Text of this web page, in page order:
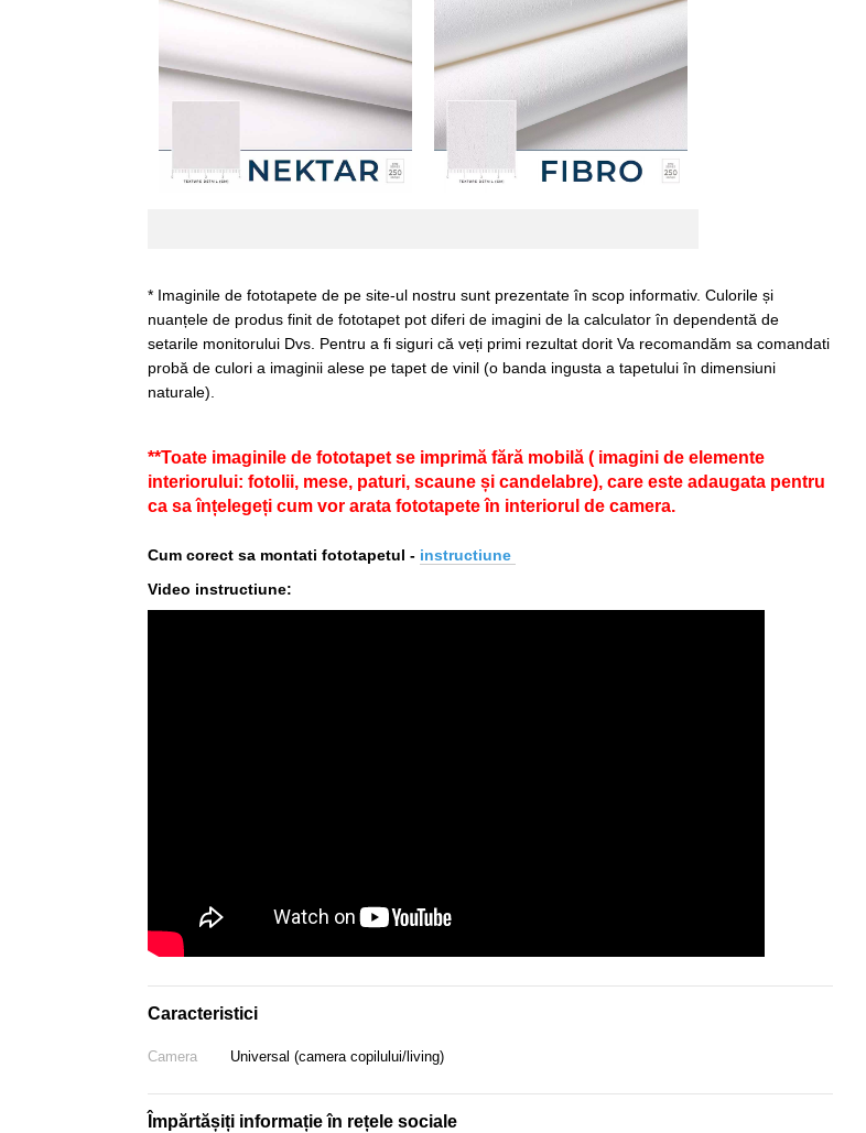
* Imaginile de fototapete de pe site-ul nostru sunt prezentate în scop informativ. Culorile și
nuanțele de produs finit de fototapet pot diferi de imagini de la calculator în dependentă de
setarile monitorului Dvs. Pentru a fi siguri că veți primi rezultat dorit Va recomandăm sa comandati
probă de culori a imaginii alese pe tapet de vinil (o banda ingusta a tapetului în dimensiuni
naturale).
**Toate imaginile de fototapet se imprimă fără mobilă ( imagini de elemente
interiorului: fotolii, mese, paturi, scaune și candelabre), care este adaugata pentru
ca sa înțelegeți cum vor arata fototapete în interiorul de camera.
Cum corect sa montati fototapetul - instructiune
Video instructiune:
Caracteristici
Camera Universal (camera copilului/living)
Împărtășiți informație în rețele sociale